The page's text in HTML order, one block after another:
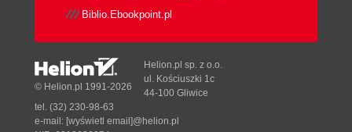
Biblio.Ebookpoint.pl
© Helion.pl 1991-2026
Helion.pl sp. z o.o.
ul. Kościuszki 1c
44-100 Gliwice
tel. (32) 230-98-63
e-mail: [wyświetl email]@helion.pl